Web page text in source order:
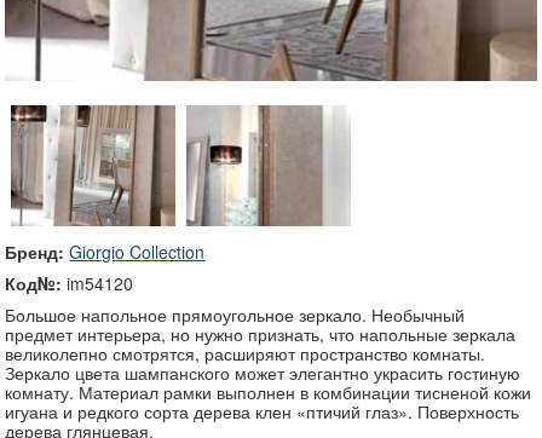
Бренд: Giorgio Collection
Код№:im54120
Большое напольное прямоугольное зеркало. Необычный
предмет интерьера, но нужно признать, что напольные зеркала
великолепно смотрятся, расширяют пространство комнаты.
Зеркало цвета шампанского может элегантно украсить гостиную
комнату. Материал рамки выполнен в комбинации тисненой кожи
игуана и редкого сорта дерева клен «птичий глаз». Поверхность
дерева глянцевая.